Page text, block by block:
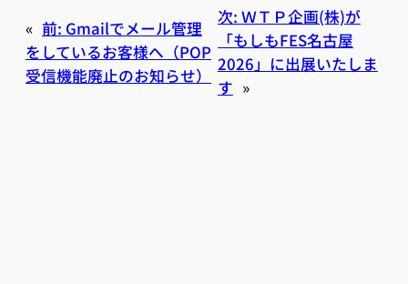
« 前: Gmailでメール管理
をしているお客様へ（POP
受信機能廃止のお知らせ）
次: ＷＴＰ企画(株)が
「もしもFES名古屋
2026」に出展いたしま
す »